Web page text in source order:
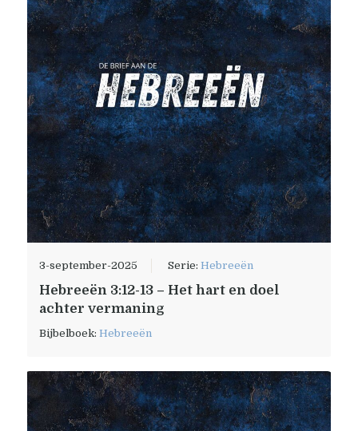
3-september-2025 Serie:Hebreeën
Hebreeën 3:12-13 – Het hart en doel
achter vermaning
Bijbelboek:Hebreeën